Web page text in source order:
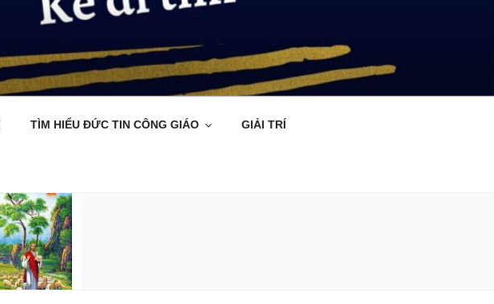
TÌM HIỂU ĐỨC TIN CÔNG GIÁO GIẢI TRÍ